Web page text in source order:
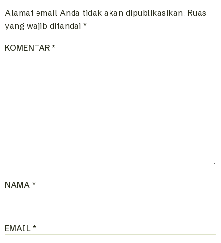
Alamat email Anda tidak akan dipublikasikan. Ruas
yang wajib ditandai *
KOMENTAR*
NAMA *
EMAIL *